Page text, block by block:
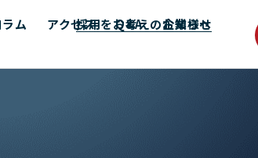
ム アクセス Q&A お知らせ
採用をお考えの企業様へ